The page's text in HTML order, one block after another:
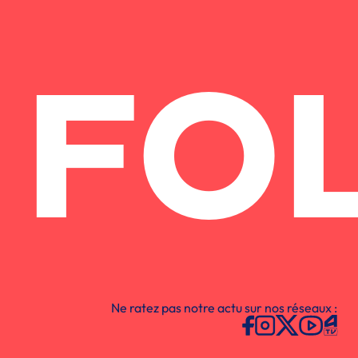
Ne ratez pas notre actu sur nos réseaux :